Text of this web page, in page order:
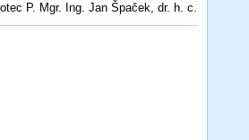
P. Mgr. Ing. Jan Špaček, dr. h. c.